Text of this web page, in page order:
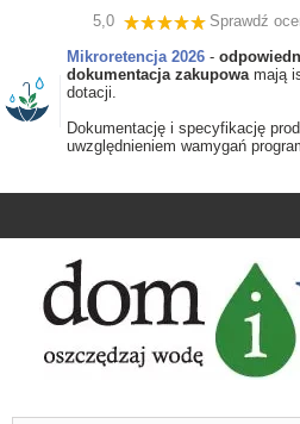
5,0
Sprawdź
Mikroretencja 2026 -
dokumentacja zakupowamają
dotacji.
Dokumentację i specyfikację
uwzględnieniem wamygań